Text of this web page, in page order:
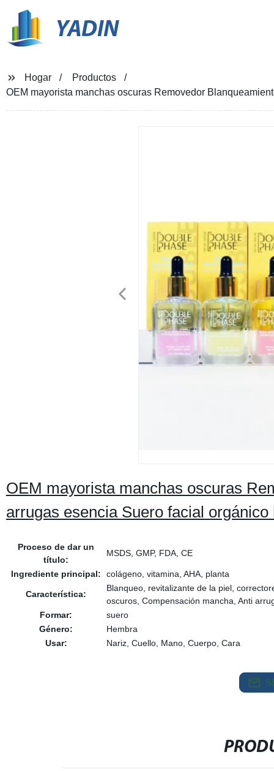
YADIN
Hogar
Productos
OEM mayorista manchas oscuras Removedor
OEM mayorista manchas oscuras
arrugas esencia Suero facial orgánico
Proceso de dar un
título:
MSDS, GMP, FDA, CE
Ingrediente principal: colágeno, vitamina, AHA, planta
Característica:
Blanqueo, revitalizante de la piel,
oscuros, Compensación mancha, Anti
Formar:
suero
Género:
Hembra
Usar:
Nariz, Cuello, Mano, Cuerpo, Cara